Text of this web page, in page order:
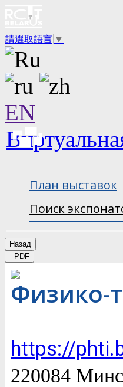
請選取語言 ▼
EN
План выставок
Поиск
Назад
PDF
Физико-
https://
220084